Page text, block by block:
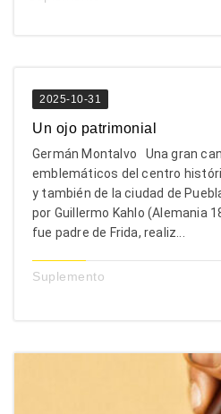
2025-10-31
Un ojo patrimonial
Germán Montalvo Una gran
emblemáticos del centro
y también de la ciudad de
por Guillermo Kahlo (Alemania
fue padre de Frida, realiz...
Suplemento